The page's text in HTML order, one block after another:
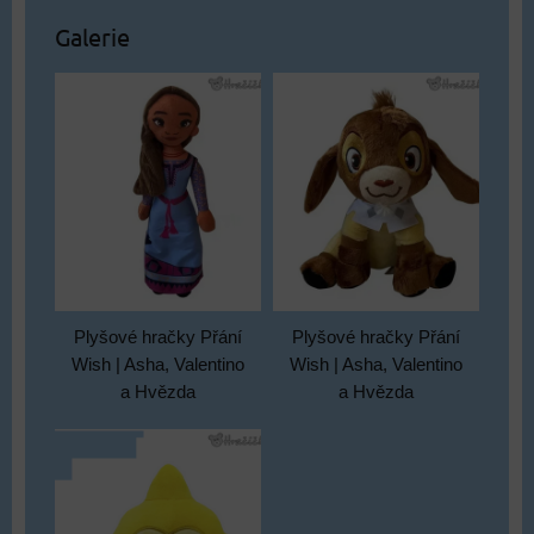
Galerie
Plyšové hračky Přání
Wish | Asha, Valentino
a Hvězda
Plyšové hračky Přání
Wish | Asha, Valentino
a Hvězda